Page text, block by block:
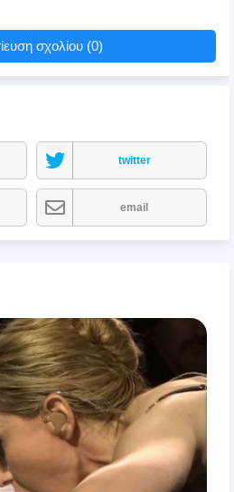
σχολίου (0)
twitter
email